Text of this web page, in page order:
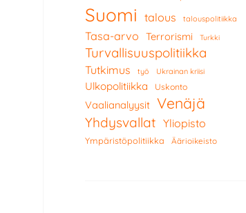
Suomi talous talouspolitiikka
Tasa-arvo Terrorismi Turkki
Turvallisuuspolitiikka
Tutkimus työ Ukrainan kriisi
Ulkopolitiikka Uskonto
Vaalianalyysit Venäjä
Yhdysvallat Yliopisto
Ympäristöpolitiikka Äärioikeisto